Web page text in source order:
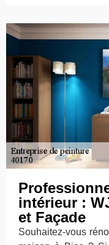
intérieur :
et Façade
Souhaitez-vous